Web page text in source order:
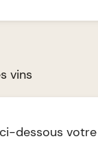
vins
dessous